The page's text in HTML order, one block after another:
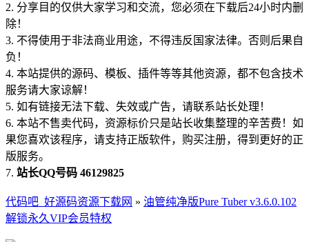
2. 分享目的仅供大家学习和交流，您必须在下载后24小时内删
除！
3. 不得使用于非法商业用途，不得违反国家法律。否则后果自
负！
4. 本站提供的源码、模板、插件等等其他资源，都不包含技术
服务请大家谅解！
5. 如有链接无法下载、失效或广告，请联系站长处理！
6. 本站不售卖代码，资源标价只是站长收集整理的辛苦费！如
果您喜欢该程序，请支持正版软件，购买注册，得到更好的正
版服务。
7. 站长QQ号码 46129825
代码吧_好源码资源下载网 » 油管纯净版Pure Tuber v3.6.0.102
解锁永久VIP会员特权